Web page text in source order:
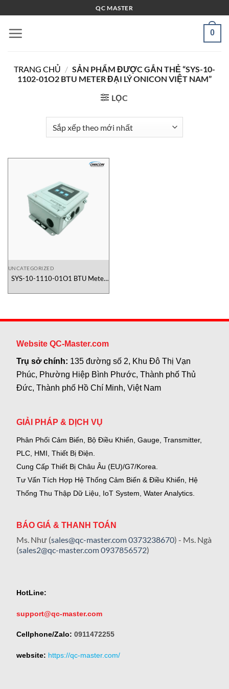
qua
nội
QC MASTER
0
TRANG CHỦ / SẢN PHẨM ĐƯỢC GẮN THẺ “SYS-10-
1102-01O2 BTU METER ĐẠI LÝ ONICON VIỆT NAM”
LỌC
UNCATEGORIZED
SYS-10-1110-01O1 BTU Meter
Website QC-Master.com
Trụ sở chính: 135 đường số 2, Khu Đô Thị Vạn
Phúc, Phường Hiệp Bình Phước, Thành phố Thủ
Đức, Thành phố Hồ Chí Minh, Việt Nam
GIẢI PHÁP & DỊCH VỤ
Phân Phối Cảm Biến, Bộ Điều Khiển, Gauge, Transmitter,
PLC, HMI, Thiết Bị Điện.
Cung Cấp Thiết Bị Châu Âu (EU)/G7/Korea.
Tư Vấn Tích Hợp Hệ Thống Cảm Biến & Điều Khiển, Hệ
Thống Thu Thập Dữ Liệu, IoT System, Water Analytics.
BÁO GIÁ & THANH TOÁN
Ms. Như (sales@qc-master.com0373238670) - Ms. Ngà
(sales2@qc-master.com0937856572)
HotLine:
support@qc-master.com
Cellphone/Zalo: 0911472255
website: https://qc-master.com/